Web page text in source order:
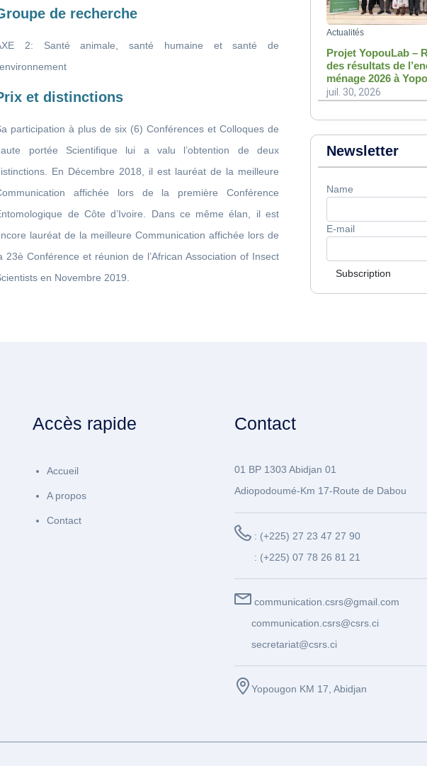
de recherche
2: Santé animale, santé humaine et santé de
et distinctions
participation à plus de six (6) Conférences et Colloques de
portée Scientifique lui a valu l’obtention de deux
En Décembre 2018, il est lauréat de la meilleure
affichée lors de la première Conférence
de Côte d’Ivoire. Dans ce même élan, il est
lauréat de la meilleure Communication affichée lors de
23è Conférence et réunion de l’African Association of Insect
en Novembre 2019.
Actualités
Projet YopouLab –
des résultats de
ménage 2026 à
juil. 30, 2026
Newsletter
Name
E-mail
Subscription
Accès rapide
Accueil
A propos
Contact
Contact
01 BP 1303 Abidjan 01
Adiopodoumé-Km 17-Route de Dabou
: (+225) 27 23 47 27 90
: (+225) 07 78 26 81 21
communication.csrs@gmail.com
communication.csrs@csrs.ci
secretariat@csrs.ci
Yopougon KM 17, Abidjan